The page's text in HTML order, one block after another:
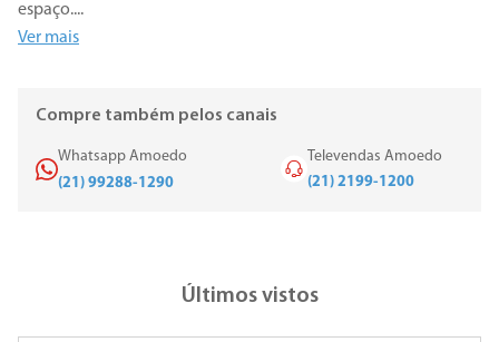
espaço....
Ver mais
Compre também pelos canais
Whatsapp Amoedo
(21) 99288-1290
Televendas Amoedo
(21) 2199-1200
Últimos vistos